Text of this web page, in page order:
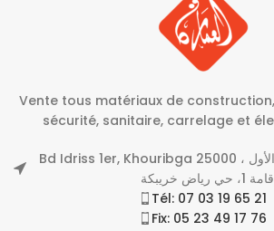
Vente tous matériaux de
sécurité, sanitaire, carrelage et
Bd Idriss 1er, Khouribga 25000 شارع مولاي إدريس الأول ،
1، حي رياض خريبكة
Tél: 07 03 19 65 21
Fix: 05 23 49 17 76